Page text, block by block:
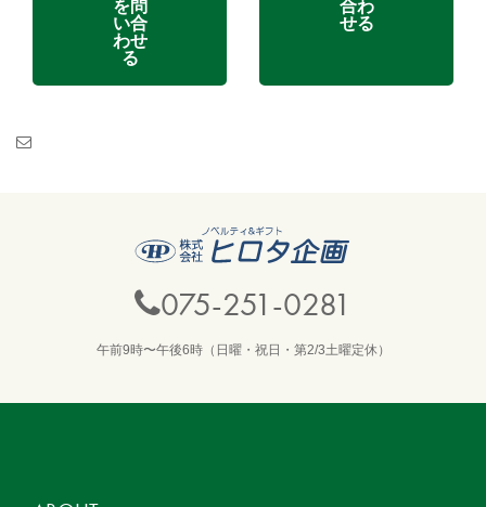
を問
い合
わせ
る
合わ
せる
075-251-0281
午前9時〜午後6時（日曜・祝日・第2/3土曜定休）